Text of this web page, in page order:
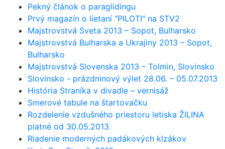
Pekný článok o paraglidingu
Prvý magazín o lietaní "PILOTI" na STV2
Majstrovstvá Sveta 2013 – Sopot, Bulharsko
Majstrovstvá Bulharska a Ukrajiny 2013 – Sopot,
Bulharsko
Majstrovstvá Slovenska 2013 – Tolmin, Slovinsko
Slovinsko - prázdninový výlet 28.06. – 05.07.2013
História Straníka v divadle – vernisáž
Smerové tabule na štartovačku
Rozdelenie vzdušného priestoru letiska ŽILINA
platné od 30.05.2013
Riadenie moderných padákových klzákov